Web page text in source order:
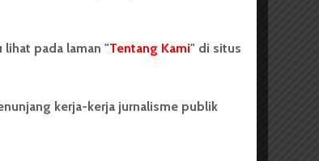
mata yang tidak
lihat pada laman "Tentang Kami" di situs
kerja-kerja jurnalisme publik